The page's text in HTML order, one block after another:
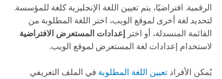
الرقمية. افتراضيًا، يتم تعيين اللغة الإنجليزية كلغة للمؤسسة.
لتحديد لغة أخرى لموقع الويب، اختر اللغة المطلوبة من
القائمة المنسدلة، أو اختر إعدادات المستعرض الافتراضية
لاستخدام إعدادات لغة المستعرض لموقع الويب.
يُمكن الأفراد تعيين اللغة المطلوبة في الملف التعريفي